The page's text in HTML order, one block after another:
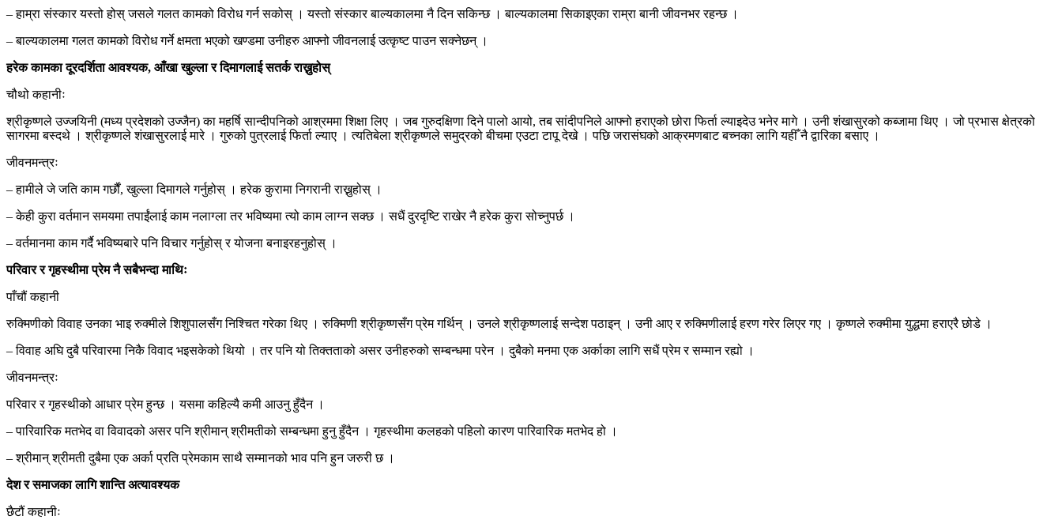
– हाम्रा संस्कार यस्तो होस् जसले गलत कामको विरोध गर्न सकोस् । यस्तो संस्कार बाल्यकालमा नै दिन सकिन्छ । बाल्यकालमा सिकाइएका राम्रा बानी जीवनभर रहन्छ ।
– बाल्यकालमा गलत कामको विरोध गर्ने क्षमता भएको खण्डमा उनीहरु आफ्नो जीवनलाई उत्कृष्ट पाउन सक्नेछन् ।
हरेक कामका दूरदर्शिता आवश्यक, आँखा खुल्ला र दिमागलाई सतर्क राख्नुहोस्
चौथो कहानीः
श्रीकृष्णले उज्जयिनी (मध्य प्रदेशको उज्जैन) का महर्षि सान्दीपनिको आश्रममा शिक्षा लिए । जब गुरुदक्षिणा दिने पालो आयो, तब सांदीपनिले आफ्नो हराएको छोरा फिर्ता ल्याइदेउ भनेर मागे । उनी शंखासुरको कब्जामा थिए । जो प्रभास क्षेत्रको
सागरमा बस्दथे । श्रीकृष्णले शंखासुरलाई मारे । गुरुको पुत्रलाई फिर्ता ल्याए । त्यतिबेला श्रीकृष्णले समुद्रको बीचमा एउटा टापू देखे । पछि जरासंघको आक्रमणबाट बच्नका लागि यहीँ नै द्वारिका बसाए ।
जीवनमन्त्रः
– हामीले जे जति काम गर्छौं, खुल्ला दिमागले गर्नुहोस् । हरेक कुरामा निगरानी राख्नुहोस् ।
– केही कुरा वर्तमान समयमा तपाईंलाई काम नलाग्ला तर भविष्यमा त्यो काम लाग्न सक्छ । सधैं दुरदृष्टि राखेर नै हरेक कुरा सोच्नुपर्छ ।
– वर्तमानमा काम गर्दै भविष्यबारे पनि विचार गर्नुहोस् र योजना बनाइरहनुहोस् ।
परिवार र गृहस्थीमा प्रेम नै सबैभन्दा माथिः
​पाँचौं कहानी
रुक्मिणीको विवाह उनका भाइ रुक्मीले शिशुपालसँग निश्चित गरेका थिए । रुक्मिणी श्रीकृष्णसँग प्रेम गर्थिन् । उनले श्रीकृष्णलाई सन्देश पठाइन् । उनी आए र रुक्मिणीलाई हरण गरेर लिएर गए । कृष्णले रुक्मीमा युद्धमा हराएरै छोडे ।
– विवाह अघि दुबै परिवारमा निकै विवाद भइसकेको थियो । तर पनि यो तिक्तताको असर उनीहरुको सम्बन्धमा परेन । दुबैको मनमा एक अर्काका लागि सधैं प्रेम र सम्मान रह्यो ।
जीवनमन्त्रः
परिवार र गृहस्थीको आधार प्रेम हुन्छ । यसमा कहिल्यै कमी आउनु हुँदैन ।
– पारिवारिक मतभेद वा विवादको असर पनि श्रीमान् श्रीमतीको सम्बन्धमा हुनु हुँदैन । गृहस्थीमा कलहको पहिलो कारण पारिवारिक मतभेद हो ।
– श्रीमान् श्रीमती दुबैमा एक अर्का प्रति प्रेमकाम साथै सम्मानको भाव पनि हुन जरुरी छ ।
देश र समाजका लागि शान्ति अत्यावश्यक
छैटौं कहानीः